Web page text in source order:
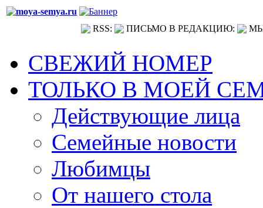
RSS: ПИСЬМО В РЕДАКЦИЮ:
СВЕЖИЙ НОМЕР
ТОЛЬКО В МОЕЙ
Действующие лица
Семейные новости
Любимцы
От нашего стола